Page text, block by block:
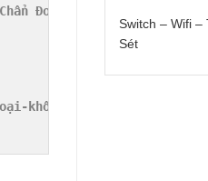
Switch – Wifi –
Sét
Đoán
không cần bộ chuyển đổi